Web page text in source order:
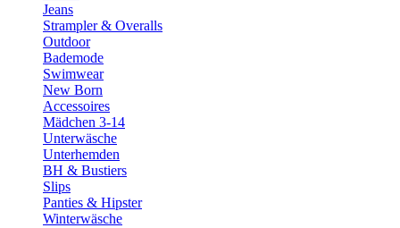
Jeans
Strampler & Overalls
Outdoor
Bademode
Swimwear
New Born
Accessoires
Mädchen 3-14
Unterwäsche
Unterhemden
BH & Bustiers
Slips
Panties & Hipster
Winterwäsche